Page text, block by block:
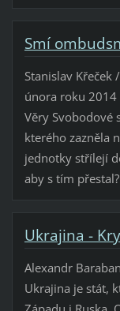
Smí
Stanislav Křeček
února roku
Věry Svobodové
kterého zazněla
jednotky střílejí
aby s tím
Ukrajina -
Alexandr
Ukrajina je stát,